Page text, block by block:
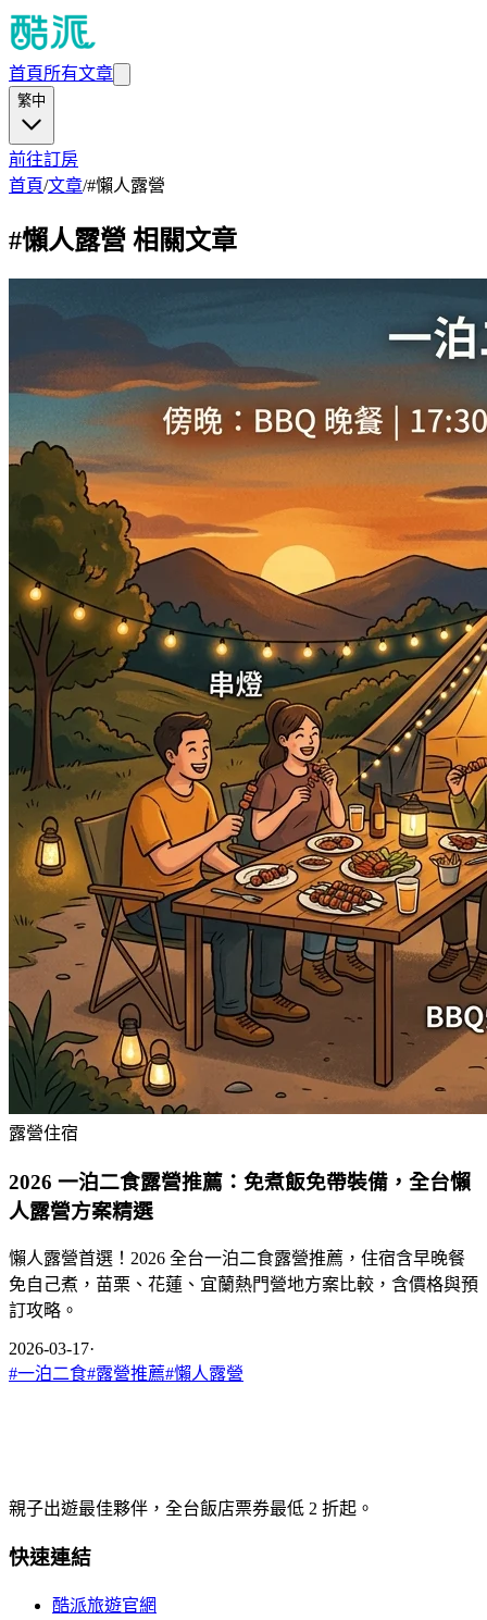
首頁所有文章
繁中
前往訂房
首頁/文章/#懶人露營
#懶人露營 相關文章
露營住宿
2026 一泊二食露營推薦：免煮飯免帶裝備，全台懶
人露營方案精選
懶人露營首選！2026 全台一泊二食露營推薦，住宿含早晚餐
免自己煮，苗栗、花蓮、宜蘭熱門營地方案比較，含價格與預
訂攻略。
2026-03-17·
#一泊二食#露營推薦#懶人露營
親子出遊最佳夥伴，全台飯店票券最低 2 折起。
快速連結
酷派旅遊官網